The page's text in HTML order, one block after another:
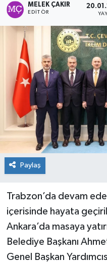
MELEK ÇAKIR
EDITÖR
Paylaş
Trabzon’da devam
içerisinde hayata
Ankara’da masaya
Belediye Başkanı
Genel Başkan